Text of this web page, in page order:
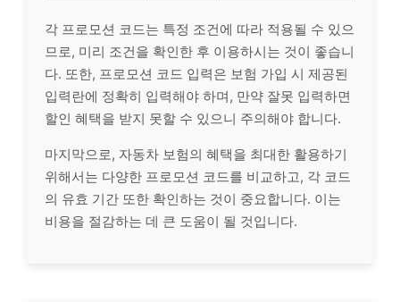
각 프로모션 코드는 특정 조건에 따라 적용될 수 있으
므로, 미리 조건을 확인한 후 이용하시는 것이 좋습니
다. 또한, 프로모션 코드 입력은 보험 가입 시 제공된
입력란에 정확히 입력해야 하며, 만약 잘못 입력하면
할인 혜택을 받지 못할 수 있으니 주의해야 합니다.
마지막으로, 자동차 보험의 혜택을 최대한 활용하기
위해서는 다양한 프로모션 코드를 비교하고, 각 코드
의 유효 기간 또한 확인하는 것이 중요합니다. 이는
비용을 절감하는 데 큰 도움이 될 것입니다.